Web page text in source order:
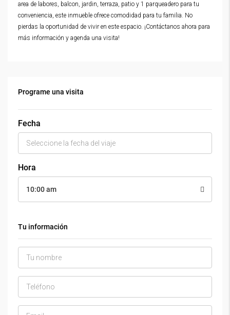
area de labores, balcon, jardin, terraza, patio y 1 parqueadero para tu
conveniencia, este inmueble ofrece comodidad para tu familia. No
pierdas la oportunidad de vivir en este espacio. ¡Contáctanos ahora para
más información y agenda una visita!
Programe una visita
Fecha
Hora
10:00 am
Tu información